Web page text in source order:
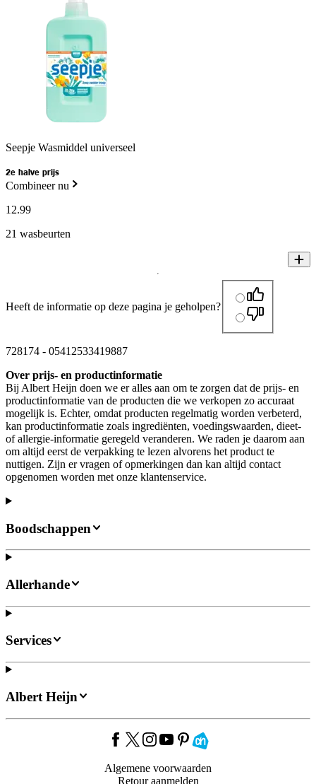
Seepje Wasmiddel universeel
2e halve prijs
Combineer nu
12.99
21 wasbeurten
Heeft de informatie op deze pagina je geholpen?
728174 - 05412533419887
Over prijs- en productinformatie
Bij Albert Heijn doen we er alles aan om te zorgen dat de prijs- en
productinformatie van de producten die we verkopen zo accuraat
mogelijk is. Echter, omdat producten regelmatig worden verbeterd,
kan productinformatie zoals ingrediënten, voedingswaarden, dieet-
of allergie-informatie geregeld veranderen. We raden je daarom aan
om altijd eerst de verpakking te lezen alvorens het product te
nuttigen. Zijn er vragen of opmerkingen dan kan altijd contact
opgenomen worden met onze klantenservice.
Boodschappen
Allerhande
Services
Albert Heijn
Algemene voorwaarden
Retour aanmelden